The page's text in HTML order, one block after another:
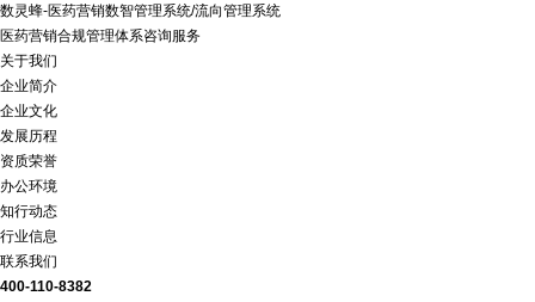
数灵蜂-医药营销数智管理系统/流向管理系统
医药营销合规管理体系咨询服务
关于我们
企业简介
企业文化
发展历程
资质荣誉
办公环境
知行动态
行业信息
联系我们
400-110-8382